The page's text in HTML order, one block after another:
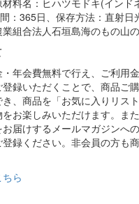
料名：ヒハツモドキ(インド
：365日、保存方法：直射日
組合法人石垣島海のもの山
年会費無料で行え、ご利用
録いただくことで、商品ご
、商品を「お気に入りリス
お楽しみいただけます。ま
届けするメールマガジンへ
録ください。非会員の方も
ら